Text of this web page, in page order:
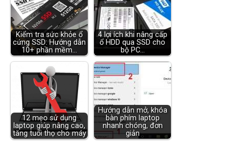
Kiểm tra sức khỏe ổ
cứng SSD: Hướng dẫn
10+ phần mềm…
4 lợi ích khi nâng cấp
ổ HDD qua SSD cho
bộ PC…
12 mẹo sử dụng
laptop giúp nâng cao,
tăng tuổi thọ cho máy
Hướng dẫn mở, khóa
bàn phím laptop
nhanh chóng, đơn
giản